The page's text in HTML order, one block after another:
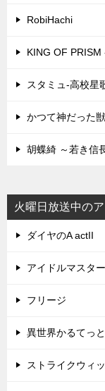
RobiHachi
KING OF
スタミュ-高校星
かつて神だった
胡蝶綺 ～若き信
火曜日放送中のア
ダイヤのA actII
アイドルマスタ
フリージ
異世界かるてっと
ストライクウィ